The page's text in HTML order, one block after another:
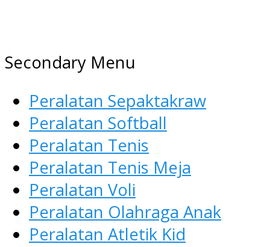
AGEN ALAT OLAHRAGA
Menyediakan Alat Olahraga
Secondary Menu
Peralatan Sepaktakraw
Peralatan Softball
Peralatan Tenis
Peralatan Tenis Meja
Peralatan Voli
Peralatan Olahraga Anak
Peralatan Atletik Kid